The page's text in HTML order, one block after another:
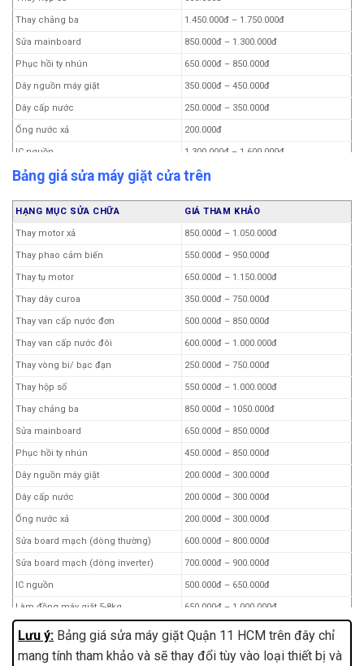
Thay chảng ba 1.450.000đ – 1.750.000đ
Sửa mainboard 850.000đ – 1.300.000đ
Phục hồi ty nhún 650.000đ – 850.000đ
Dây nguồn máy giặt 350.000đ – 450.000đ
Dây cấp nước 250.000đ – 350.000đ
Ống nước xả 200.000đ
IC nguồn 1.300.000đ – 1.600.000đ
Thay bộ nguồn (dòng inverter) 1.650.000đ – 2.550.000đ
(mâm từ)
1.800.000đ – 2.200.000đ
Làm đồng máy giặt 5-8 kg 1.200.000đ – 1.700.000đ
Làm đồng máy giặt 8.5-12 kg 1.400.000đ – 1.800.000đ
Tay nắm cánh cửa 850.000đ – 950.000đ
Công tắc cửa 250.000đ – 1.000.000đ
Thi công đường ống cấp nước 250.000đ – 400.000đ
Vệ sinh máy giặt 300.000đ – 850.000đ
Chân kê máy giặt 150.000đ
Thay túi lưới lọc máy giặt 10.000đ
Bu lông ốc (3 cái) 15.000đ
Lò xo côn 10.000đ
Ốc đóng mâm 30.000đ
Mâm máy giặt 150.000đ
Con lăn mâm máy giặt 60.000đ
Đầu nối ren dây cấp nước 10.000đ
Lò xo xoáy máy giặt 25.000đ
Móc chốt khoá cửa máy giặt 25.000đ
Cảo mâm máy giặt 130.000đ
Vải che bụi máy giặt 115.000đ
Bảng giá sửa máy giặt cửa trên
HẠNG MỤC SỬA CHỮA GIÁ THAM KHẢO
Thay motor xả 850.000đ – 1.050.000đ
Thay phao cảm biến 550.000đ – 950.000đ
Thay tụ motor 650.000đ – 1.150.000đ
Thay dây curoa 350.000đ – 750.000đ
Thay van cấp nước đơn 500.000đ – 850.000đ
Thay van cấp nước đôi 600.000đ – 1.000.000đ
Thay vòng bi/ bạc đạn 250.000đ – 750.000đ
Thay hộp số 550.000đ – 1.000.000đ
Thay chảng ba 850.000đ – 1050.000đ
Sửa mainboard 650.000đ – 850.000đ
Phục hồi ty nhún 450.000đ – 850.000đ
Dây nguồn máy giặt 200.000đ – 300.000đ
Dây cấp nước 200.000đ – 300.000đ
Ống nước xả 200.000đ – 300.000đ
Sửa board mạch (dòng thường) 600.000đ – 800.000đ
Sửa board mạch (dòng inverter) 700.000đ – 900.000đ
IC nguồn 500.000đ – 650.000đ
Làm đồng máy giặt 5-8kg 650.000đ – 1.000.000đ
Làm đồng máy giặt 8.5kg -12kg 900.000đ – 1.200.000đ
Thay motor inverter (LG) 1.500.000đ
Lưu ý: Bảng giá sửa máy giặt Quận 11 HCM trên đây chỉ
mang tính tham khảo và sẽ thay đổi tùy vào loại thiết bị và